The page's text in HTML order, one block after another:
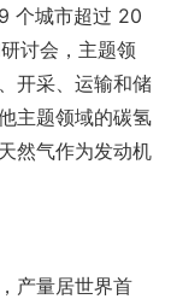
个城市超过 20
讨会，主题领
开采、运输和储
主题领域的碳氢
然气作为发动机
产量居世界首